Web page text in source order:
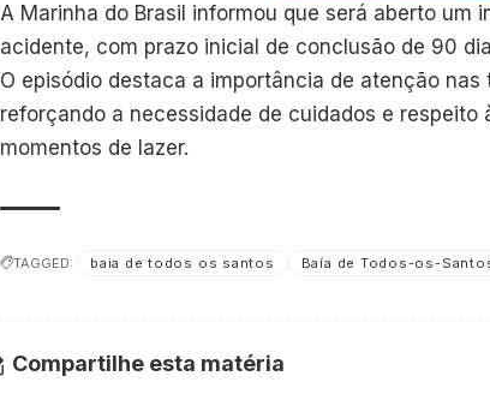
A Marinha do Brasil informou que será aberto um
acidente, com prazo inicial de conclusão de 90
O episódio destaca a importância de atenção
reforçando a necessidade de cuidados e respeito
momentos de lazer.
TAGGED: baia de todos os santos Baía de Todos-os-
Compartilhe esta matéria